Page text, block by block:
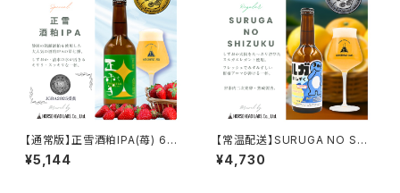
【通常版】正雪酒粕IPA(苺) 6本
セット【送料込※北海道・沖縄除
く】
¥5,144
【常温配送】SURUGA NO SHI
ZUKU 6本セット【送料込※北海
道・沖縄除く】
¥4,730